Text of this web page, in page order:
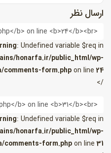
ارسال نظر
: Undefined variable $req in
honarfa.ir/public_html/wp-
form.phpon line24
/>
ایمیل
: Undefined variable $req in
honarfa.ir/public_html/wp-
comments-form.phpon line31